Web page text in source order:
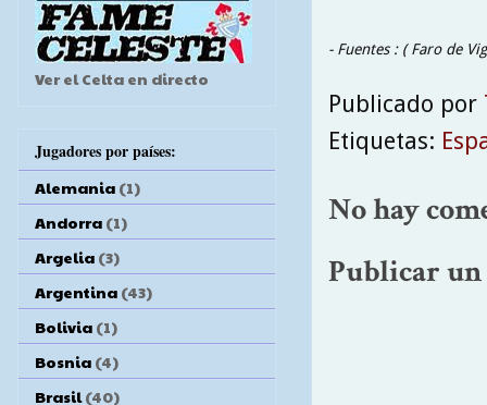
- Fuentes : ( Faro de
Publicado por
Etiquetas:
No hay
Publicar
Ver el Celta en directo
Jugadores por países:
Alemania (1)
Andorra (1)
Argelia (3)
Argentina (43)
Bolivia (1)
Bosnia (4)
Brasil (40)